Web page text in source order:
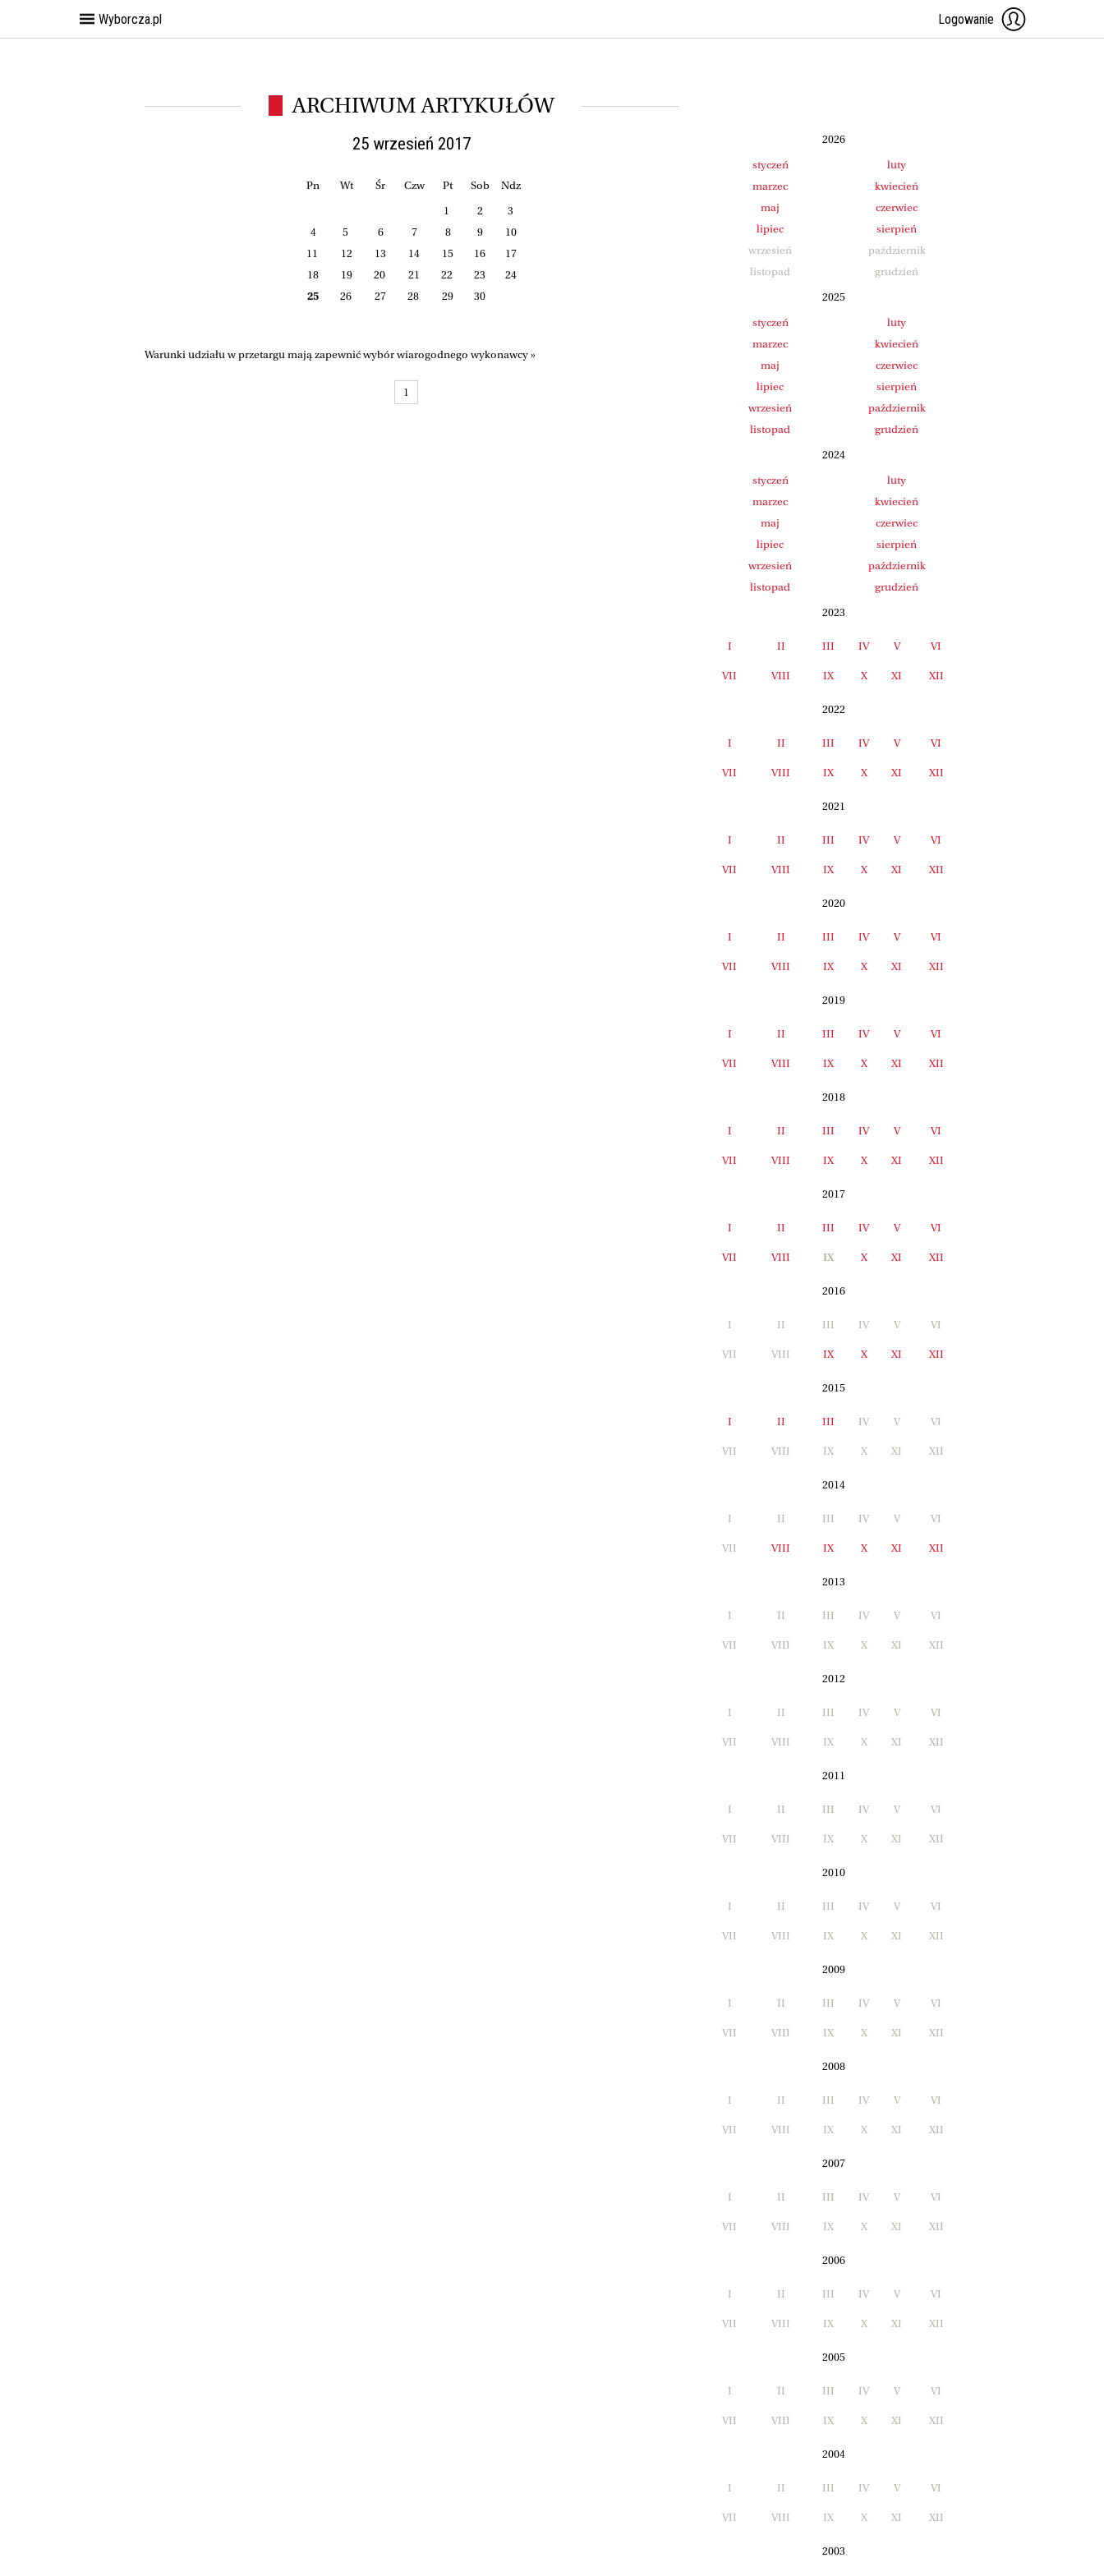
Wyborcza.pl Logowanie
ARCHIWUM ARTYKUŁÓW
25 wrzesień 2017
Pn Wt Śr Czw Pt Sob Ndz
1 2
3
4
5 6 7 8 9
10
11
12 13 14 15 16
17
18
19 20 21 22 23
24
25
26 27 28 29 30
Warunki udziału w przetargu mają zapewnić wybór wiarogodnego wykonawcy »
1
2026
styczeń
luty
marzec
kwiecień
maj
czerwiec
lipiec
sierpień
wrzesień
październik
listopad
grudzień
2025
styczeń
luty
marzec
kwiecień
maj
czerwiec
lipiec
sierpień
wrzesień
październik
listopad
grudzień
2024
styczeń
luty
marzec
kwiecień
maj
czerwiec
lipiec
sierpień
wrzesień
październik
listopad
grudzień
2023
I II III IV V VI
VII VIII IX X XI XII
2022
I II III IV V VI
VII VIII IX X XI XII
2021
I II III IV V VI
VII VIII IX X XI XII
2020
I II III IV V VI
VII VIII IX X XI XII
2019
I II III IV V VI
VII VIII IX X XI XII
2018
I II III IV V VI
VII VIII IX X XI XII
2017
I II III IV V VI
VII VIII IX X XI XII
2016
I II III IV V VI
VII VIII IX X XI XII
2015
I II III IV V VI
VII VIII IX X XI XII
2014
I II III IV V VI
VII VIII IX X XI XII
2013
I II III IV V VI
VII VIII IX X XI XII
2012
I II III IV V VI
VII VIII IX X XI XII
2011
I II III IV V VI
VII VIII IX X XI XII
2010
I II III IV V VI
VII VIII IX X XI XII
2009
I II III IV V VI
VII VIII IX X XI XII
2008
I II III IV V VI
VII VIII IX X XI XII
2007
I II III IV V VI
VII VIII IX X XI XII
2006
I II III IV V VI
VII VIII IX X XI XII
2005
I II III IV V VI
VII VIII IX X XI XII
2004
I II III IV V VI
VII VIII IX X XI XII
2003